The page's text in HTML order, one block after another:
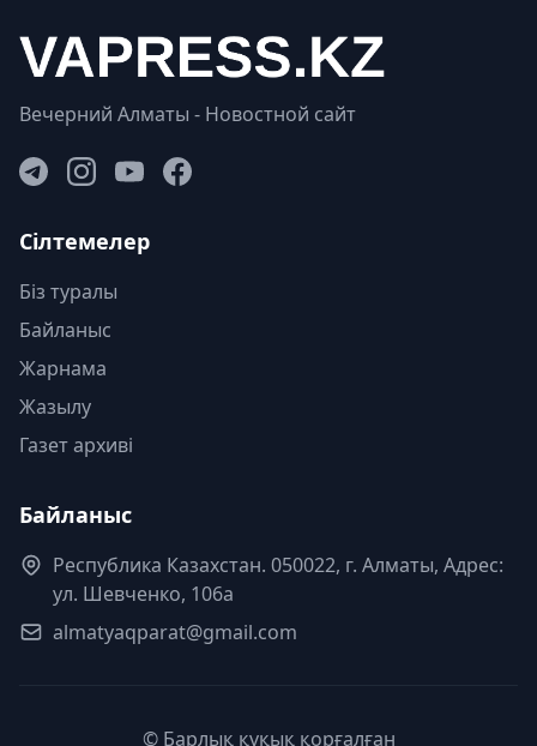
Вечерний Алматы - Новостной сайт
Сілтемелер
Біз туралы
Байланыс
Жарнама
Жазылу
Газет архиві
Байланыс
Республика Казахстан. 050022, г. Алматы, Адрес:
ул. Шевченко, 106а
almatyaqparat@gmail.com
© Барлық құқық қорғалған